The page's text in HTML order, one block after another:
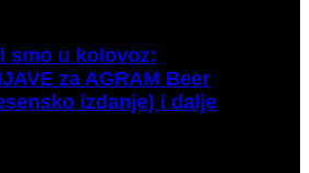
smo u kolovoz:
za AGRAM Beer
izdanje) i dalje